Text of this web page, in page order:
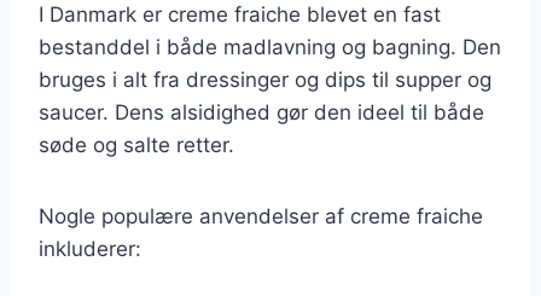
I Danmark er creme fraiche blevet en fast
bestanddel i både madlavning og bagning. Den
bruges i alt fra dressinger og dips til supper og
saucer. Dens alsidighed gør den ideel til både
søde og salte retter.
Nogle populære anvendelser af creme fraiche
inkluderer: